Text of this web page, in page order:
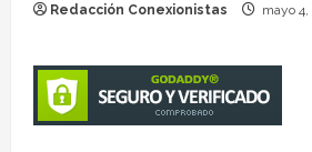
Redacción Conexionistas mayo